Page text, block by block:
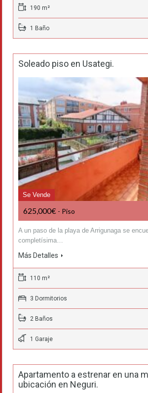
190 m²
1 Baño
Soleado piso en Usategi.
Se Vende
625,000€ - Piso
A un paso de la playa de Arrigunaga se
completísima…
Más Detalles
110 m²
3 Dormitorios
2 Baños
1 Garaje
Apartamento a estrenar en una
ubicación en Neguri.